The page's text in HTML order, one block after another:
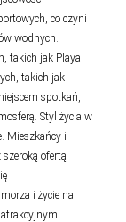
co czyni
wodnych.
takich jak Playa
takich jak
spotkań,
Styl życia w
Mieszkańcy i
ofertą
i życie na